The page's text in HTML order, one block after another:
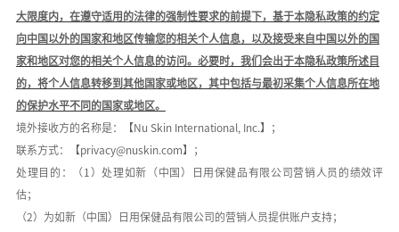
大限度内，在遵守适用的法律的强制性要求的前提下，基于本隐私政策的约定
向中国以外的国家和地区传输您的相关个人信息，以及接受来自中国以外的国
家和地区对您的相关个人信息的访问。必要时，我们会出于本隐私政策所述目
的，将个人信息转移到其他国家或地区，其中包括与最初采集个人信息所在地
的保护水平不同的国家或地区。
境外接收方的名称是：【Nu Skin International, Inc. 】；
联系方式：【privacy@nuskin.com】；
处理目的：（ 1 ）处理如新（中国）日用保健品有限公司营销人员的绩效评
估；
（2）为如新（中国）日用保健品有限公司的营销人员提供账户支持；